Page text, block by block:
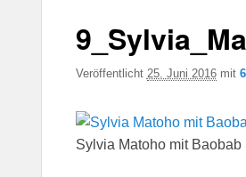
Veröffentlicht 25. Juni 2016mit
Sylvia Matoho mit